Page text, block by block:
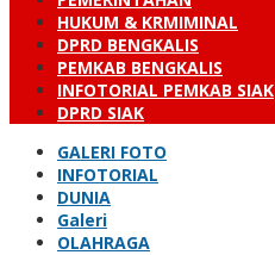
HUKUM & KRMIMINAL
DPRD BENGKALIS
PEMKAB BENGKALIS
INFOTORIAL PEMKAB SIAK
DPRD SIAK
GALERI FOTO
INFOTORIAL
DUNIA
Galeri
OLAHRAGA